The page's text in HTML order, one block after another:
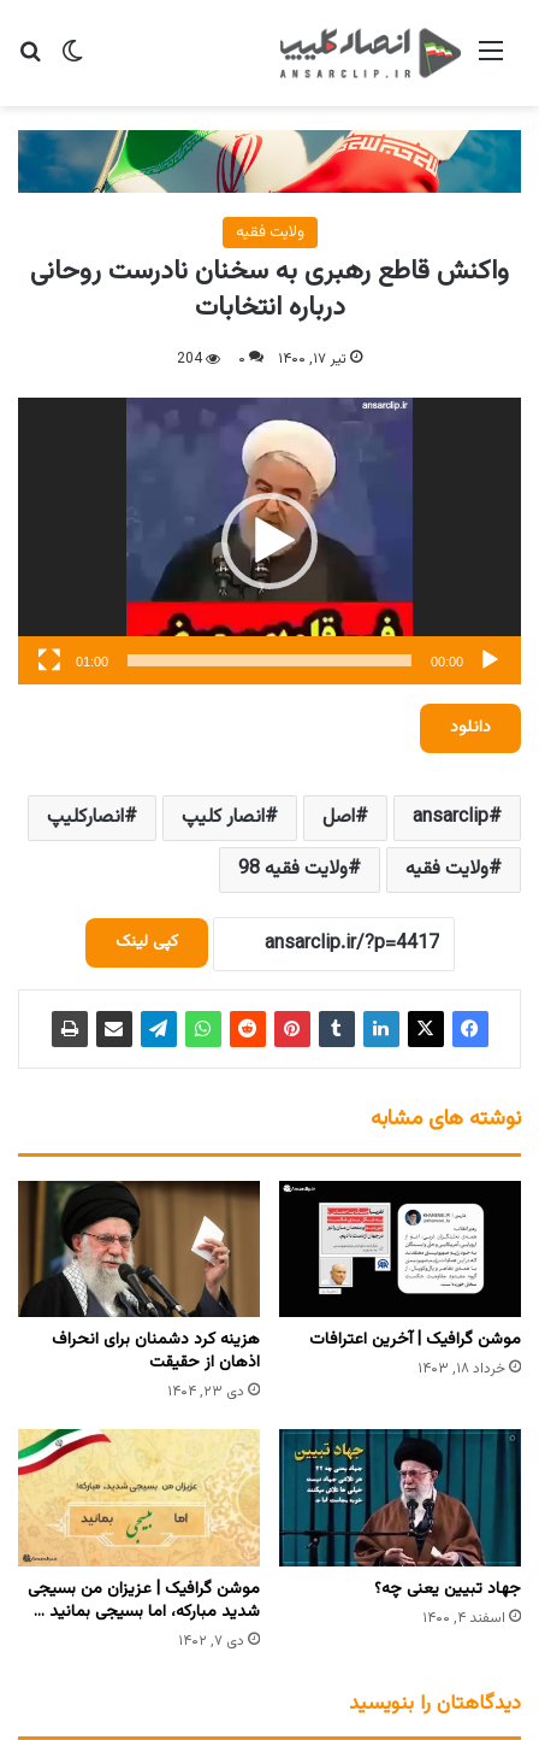
تغییر منو
ولایت فقیه
واکنش قاطع رهبری به سخنان نادرست روحانی
درباره انتخابات
تیر ۱۷, ۱۴۰۰ ۰ 204
نمایشگر
00:00
01:00
دانلود
ansarclip اصل انصار کلیپ
انصارکلیپ
ولایت فقیه
ولایت فقیه 98
کپی لینک
نوشته های مشابه
موشن گرافیک | آخرین اعترافات
خرداد ۱۸, ۱۴۰۳
هزینه کرد دشمنان برای انحراف
اذهان از حقیقت
دی ۲۳, ۱۴۰۴
جهاد تبیین یعنی چه؟
اسفند ۴, ۱۴۰۰
موشن گرافیک | عزیزان من بسیجی
شدید مبارکه، اما بسیجی بمانید …
دی ۷, ۱۴۰۲
دیدگاهتان را بنویسید